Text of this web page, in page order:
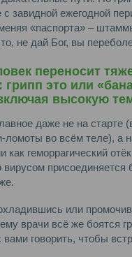
завидной ежегодной
«паспорта» –
не дай Бог, вы
переносит
это или
высокую
даже не на старте
ломоты во всём теле), а
геморрагический
присоединяется
или
врачи всё же боятся
говорить, чтобы